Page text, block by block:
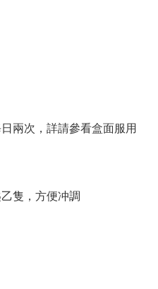
兩次，詳請參看盒面服用
隻，方便冲調